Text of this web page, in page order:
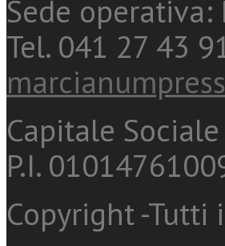
Sede
Tel. 041 27 43
Capitale
P.I.
Copyright -